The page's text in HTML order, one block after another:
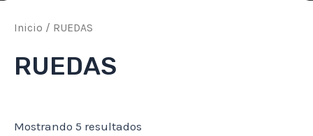
Inicio / RUEDAS
RUEDAS
Mostrando 5 resultados